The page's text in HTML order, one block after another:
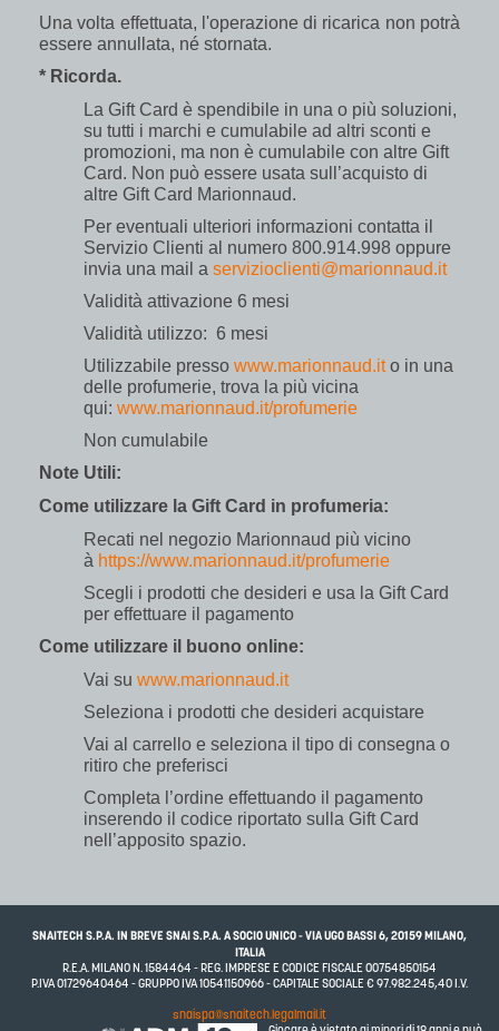
Una volta effettuata, l'operazione di ricarica non potrà
essere annullata, né stornata.
* Ricorda.
La Gift Card è spendibile in una o più soluzioni,
su tutti i marchi e cumulabile ad altri sconti e
promozioni, ma non è cumulabile con altre Gift
Card. Non può essere usata sull’acquisto di
altre Gift Card Marionnaud.
Per eventuali ulteriori informazioni contatta il
Servizio Clienti al numero 800.914.998 oppure
invia una mail a servizioclienti@marionnaud.it
Validità attivazione 6 mesi
Validità utilizzo: 6 mesi
Utilizzabile presso www.marionnaud.ito in una
delle profumerie, trova la più vicina
qui: www.marionnaud.it/profumerie
Non cumulabile
Note Utili:
Come utilizzare la Gift Card in profumeria:
Recati nel negozio Marionnaud più vicino
à https://www.marionnaud.it/profumerie
Scegli i prodotti che desideri e usa la Gift Card
per effettuare il pagamento
Come utilizzare il buono online:
Vai su www.marionnaud.it
Seleziona i prodotti che desideri acquistare
Vai al carrello e seleziona il tipo di consegna o
ritiro che preferisci
Completa l’ordine effettuando il pagamento
inserendo il codice riportato sulla Gift Card
nell’apposito spazio.
SNAITECH S.P.A. IN BREVE SNAI S.P.A. A SOCIO UNICO - VIA UGO BASSI 6, 20159 MILANO,
ITALIA
R.E.A. MILANO N. 1584464 - REG. IMPRESE E CODICE FISCALE 00754850154
P.IVA 01729640464 - GRUPPO IVA 10541150966 - CAPITALE SOCIALE € 97.982.245,40 I.V.
snaispa@snaitech.legalmail.it